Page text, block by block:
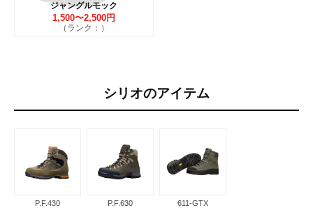
ジャングルモック
1,500〜2,500円
（ランク：）
シリオのアイテム
P.F.430 P.F.630 611-GTX